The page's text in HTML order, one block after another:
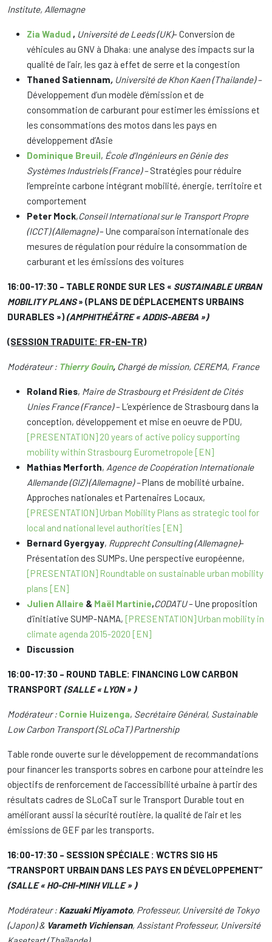
Institute, Allemagne
Zia Wadud , Université de Leeds (UK)–Conversion de
véhicules au GNV à Dhaka: une analyse des impacts sur la
qualité de l’air, les gaz à effet de serre et la congestion
Thaned Satiennam, Université de Khon Kaen (Thailande) –
Développement d’un modèle d’émission et de
consommation de carburant pour estimer les émissions et
les consommations des motos dans les pays en
développement d’Asie
Dominique Breuil, École d’Ingénieurs en Génie des
Systèmes Industriels (France) –Stratégies pour réduire
l’empreinte carbone intégrant mobilité, énergie, territoire et
comportement
Peter Mock,Conseil International sur le Transport Propre
(ICCT) (Allemagne)– Une comparaison internationale des
mesures de régulation pour réduire la consommation de
carburant et les émissions des voitures
16:00-17:30 – TABLE RONDE SUR LES « SUSTAINABLE URBAN
MOBILITY PLANS» (PLANS DE DÉPLACEMENTS URBAINS
DURABLES »)(AMPHITHÉÂTRE « ADDIS-ABEBA »)
(SESSION TRADUITE: FR-EN-TR)
Modérateur : Thierry Gouin, Chargé de mission, CEREMA, France
Roland Ries, Maire de Strasbourg et Président de Cités
Unies France (France) –L’expérience de Strasbourg dans la
conception, développement et mise en oeuvre de PDU,
[PRESENTATION] 20 years of active policy supporting
mobility within Strasbourg Eurometropole [EN]
Mathias Merforth, Agence de Coopération Internationale
Allemande (GIZ) (Allemagne) –Plans de mobilité urbaine.
Approches nationales et Partenaires Locaux,
[PRESENTATION] Urban Mobility Plans as strategic tool for
local and national level authorities [EN]
Bernard Gyergyay, Rupprecht Consulting (Allemagne)–
Présentation des SUMPs. Une perspective européenne,
[PRESENTATION] Roundtable on sustainable urban mobility
plans [EN]
Julien Allaire & Maël Martinie,CODATU– Une proposition
d’initiative SUMP-NAMA, [PRESENTATION] Urban mobility in
climate agenda 2015-2020 [EN]
Discussion
16:00-17:30 – ROUND TABLE: FINANCING LOW CARBON
TRANSPORT (SALLE « LYON » )
Modérateur : Cornie Huizenga, Secrétaire Général, Sustainable
Low Carbon Transport (SLoCaT) Partnership
Table ronde ouverte sur le développement de recommandations
pour financer les transports sobres en carbone pour atteindre les
objectifs de renforcement de l’accessibilité urbaine à partir des
résultats cadres de SLoCaT sur le Transport Durable tout en
améliorant aussi la sécurité routière, la qualité de l’air et les
émissions de GEF par les transports.
16:00-17:30 – SESSION SPÉCIALE : WCTRS SIG H5
“TRANSPORT URBAIN DANS LES PAYS EN DÉVELOPPEMENT”
(SALLE « HO-CHI-MINH VILLE » )
Modérateur : Kazuaki Miyamoto, Professeur, Université de Tokyo
(Japon) & Varameth Vichiensan, Assistant Professeur, Université